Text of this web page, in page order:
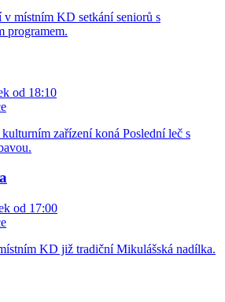
v místním KD setkání seniorů s
programem.
od 18:10
zařízení koná Poslední leč s
od 17:00
KD již tradiční Mikulášská nadílka.